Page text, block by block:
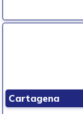
Cartagena